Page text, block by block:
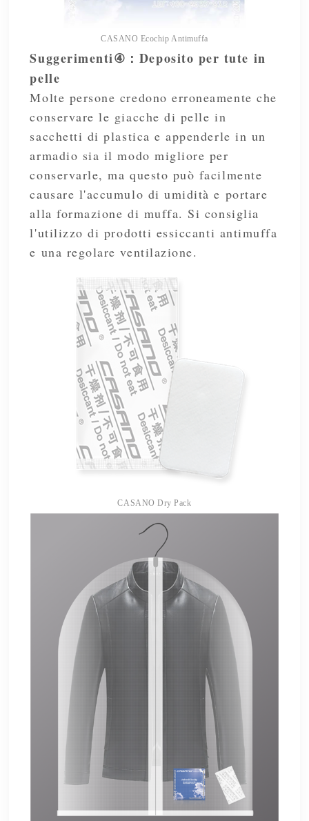
CASANO Ecochip Antimuffa
Suggerimenti④ ： Deposito per tute in
pelle
Molte persone credono erroneamente che
conservare le giacche di pelle in
sacchetti di plastica e appenderle in un
armadio sia il modo migliore per
conservarle, ma questo può facilmente
causare l'accumulo di umidità e portare
alla formazione di muffa. Si consiglia
l'utilizzo di prodotti essiccanti antimuffa
e una regolare ventilazione.
CASANO Dry Pack